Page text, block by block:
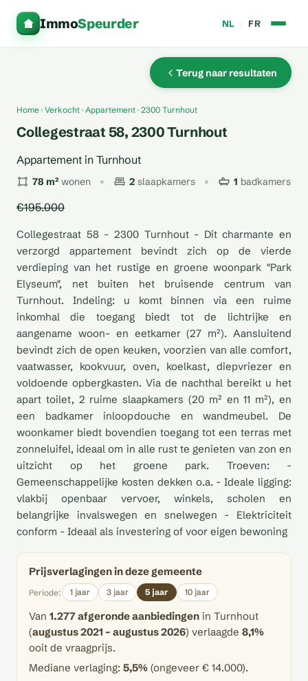
ImmoSpeurder NL FR
Terug naar resultaten
Home Verkocht Appartement 2300 Turnhout
Collegestraat 58, 2300 Turnhout
Appartement in Turnhout
78 m² wonen 2 slaapkamers 1 badkamers
€195.000
Collegestraat 58 - 2300 Turnhout - Dit charmante en
verzorgd appartement bevindt zich op de vierde
verdieping van het rustige en groene woonpark "Park
Elyseum", net buiten het bruisende centrum van
Turnhout. Indeling: u komt binnen via een ruime
inkomhal die toegang biedt tot de lichtrijke en
aangename woon- en eetkamer (27 m²). Aansluitend
bevindt zich de open keuken, voorzien van alle comfort,
vaatwasser, kookvuur, oven, koelkast, diepvriezer en
voldoende opbergkasten. Via de nachthal bereikt u het
apart toilet, 2 ruime slaapkamers (20 m² en 11 m²), en
een badkamer inloopdouche en wandmeubel. De
woonkamer biedt bovendien toegang tot een terras met
zonneluifel, ideaal om in alle rust te genieten van zon en
uitzicht op het groene park. Troeven: -
Gemeenschappelijke kosten dekken o.a. - Ideale ligging:
vlakbij openbaar vervoer, winkels, scholen en
belangrijke invalswegen en snelwegen - Elektriciteit
conform - Ideaal als investering of voor eigen bewoning
Prijsverlagingen in deze gemeente
Periode: 1 jaar 3 jaar 5 jaar 10 jaar
Van 1.277 afgeronde aanbiedingen in Turnhout
(augustus 2021 – augustus 2026) verlaagde 8,1%
ooit de vraagprijs.
Mediane verlaging: 5,5% (ongeveer € 14.000).